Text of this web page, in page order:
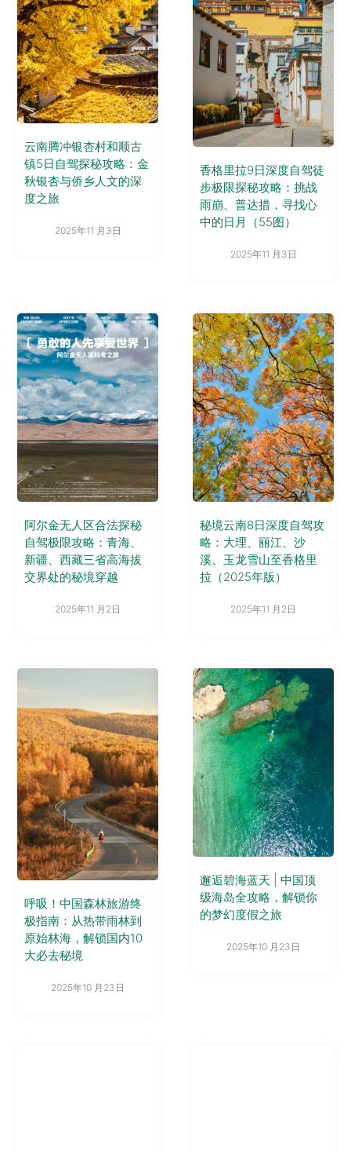
云南腾冲银杏村和顺古
镇5日自驾探秘攻略：金
秋银杏与侨乡人文的深
度之旅
2025年11 月3日
香格里拉9日深度自驾徒
步极限探秘攻略：挑战
雨崩、普达措，寻找心
中的日月（55图）
2025年11 月3日
阿尔金无人区合法探秘
自驾极限攻略：青海、
新疆、西藏三省高海拔
交界处的秘境穿越
2025年11 月2日
秘境云南8日深度自驾攻
略：大理、丽江、沙
溪、玉龙雪山至香格里
拉（2025年版）
2025年11 月2日
呼吸！中国森林旅游终
极指南：从热带雨林到
原始林海，解锁国内10
大必去秘境
2025年10 月23日
邂逅碧海蓝天 | 中国顶
级海岛全攻略，解锁你
的梦幻度假之旅
2025年10 月23日